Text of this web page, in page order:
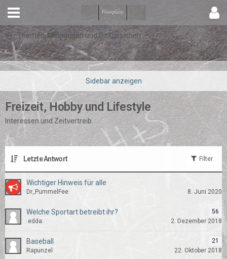
Themen, Meinungen und Diskussionen
Freizeit, Hobby und Lifestyle
Interessen und Zeitvertreib.
Letzte Antwort Filter
Wichtiger Hinweis für alle
Dr_PummelFee 8. Juni 2020
Welche Sportart betreibt ihr?
56
.edda.
2. Dezember 2018
Baseball
21
Rapunzel
22. Oktober 2018